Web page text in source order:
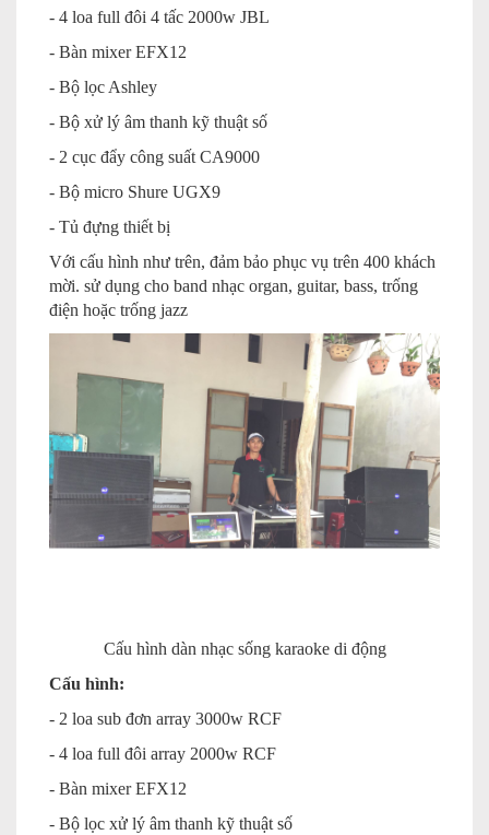
- 4 loa full đôi 4 tấc 2000w JBL
- Bàn mixer EFX12
- Bộ lọc Ashley
- Bộ xử lý âm thanh kỹ thuật số
- 2 cục đẩy công suất CA9000
- Bộ micro Shure UGX9
- Tủ đựng thiết bị
Với cấu hình như trên, đảm bảo phục vụ trên 400 khách
mời. sử dụng cho band nhạc organ, guitar, bass, trống
điện hoặc trống jazz
Cấu hình dàn nhạc sống karaoke di động
Cấu hình:
- 2 loa sub đơn array 3000w RCF
- 4 loa full đôi array 2000w RCF
- Bàn mixer EFX12
- Bộ lọc xử lý âm thanh kỹ thuật số